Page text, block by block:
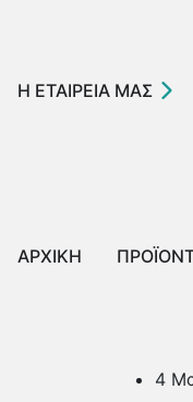
Η ΕΤΑΙΡΕΙΑ ΜΑΣ
ΑΡΧΙΚΗ
4